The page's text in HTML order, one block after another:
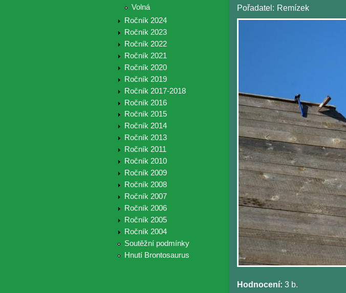
Volná
Ročník 2024
Ročník 2023
Ročník 2022
Ročník 2021
Ročník 2020
Ročník 2019
Ročník 2017-2018
Ročník 2016
Ročník 2015
Ročník 2014
Ročník 2013
Ročník 2011
Ročník 2010
Ročník 2009
Ročník 2008
Ročník 2007
Ročník 2006
Ročník 2005
Ročník 2004
Soutěžní podmínky
Hnutí Brontosaurus
Pořadatel: Remízek
Hodnocení: 3 b.